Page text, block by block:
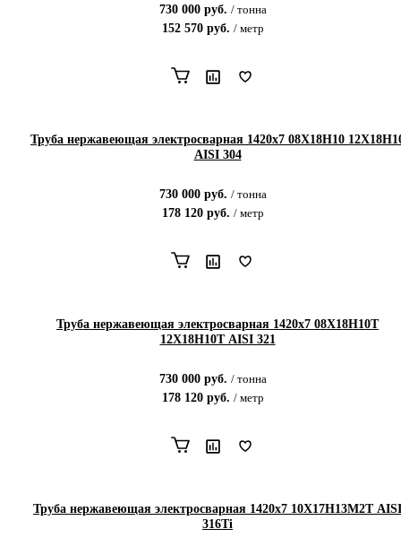
730 000 руб. / тонна
152 570 руб. / метр
Труба нержавеющая электросварная 1420х7 08Х18Н10
AISI 304
730 000 руб. / тонна
178 120 руб. / метр
Труба нержавеющая электросварная 1420х7 08Х18Н10Т
12Х18Н10Т AISI 321
730 000 руб. / тонна
178 120 руб. / метр
Труба нержавеющая электросварная 1420х7 10Х17Н13М2Т AISI
316Ti